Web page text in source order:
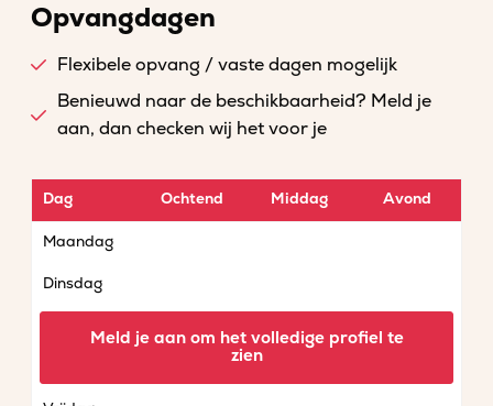
Opvangdagen
Flexibele opvang / vaste dagen mogelijk
Benieuwd naar de beschikbaarheid? Meld je
aan, dan checken wij het voor je
Dag Ochtend Middag Avond
Maandag
Dinsdag
Meld je aan om het volledige profiel te
zien